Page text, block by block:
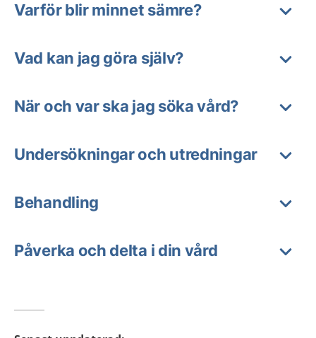
Varför blir minnet sämre?
Vad kan jag göra själv?
När och var ska jag söka vård?
Undersökningar och utredningar
Behandling
Påverka och delta i din vård